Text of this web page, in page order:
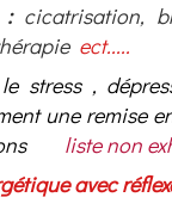
cicatrisation,
ect.....
le stress ,
une remise
liste non
avec